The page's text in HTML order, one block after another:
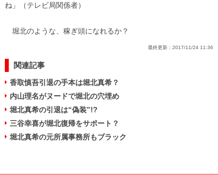
ね」（テレビ局関係者）
堀北のような、稼ぎ頭になれるか？
最終更新： 2017/11/24 11:36
関連記事
香取慎吾引退の手本は堀北真希？
内山理名がヌードで堀北の穴埋め
堀北真希の引退は“偽装”!?
三谷幸喜が堀北復帰をサポート？
堀北真希の元所属事務所もブラック